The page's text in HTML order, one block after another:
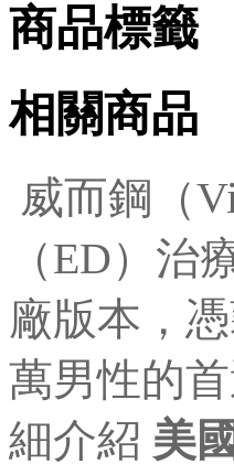
商品標籤
相關商品
威而鋼（
（ED）治
廠版本，
萬男性的
細介紹 美